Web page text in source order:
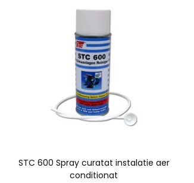
STC 600 Spray curatat instalatie aer
conditionat